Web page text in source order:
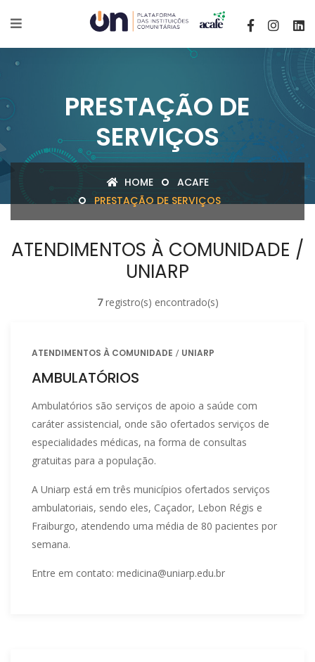
PRESTAÇÃO DE
SERVIÇOS
HOME
ACAFE
PRESTAÇÃO DE SERVIÇOS
ATENDIMENTOS À COMUNIDADE /
UNIARP
7registro(s) encontrado(s)
ATENDIMENTOS À COMUNIDADE UNIARP
AMBULATÓRIOS
Ambulatórios são serviços de apoio a saúde com
caráter assistencial, onde são ofertados serviços de
especialidades médicas, na forma de consultas
gratuitas para a população.
A Uniarp está em três municípios ofertados serviços
ambulatoriais, sendo eles, Caçador, Lebon Régis e
Fraiburgo, atendendo uma média de 80 pacientes por
semana.
Entre em contato: medicina@uniarp.edu.br